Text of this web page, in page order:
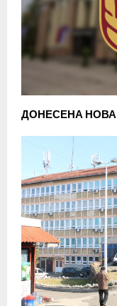
ДОНЕСЕНА НОВА